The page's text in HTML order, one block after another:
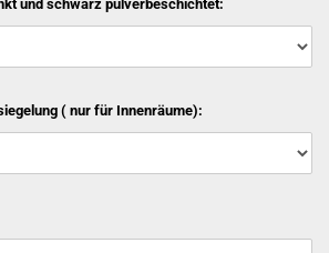
und schwarz pulverbeschichtet:
( nur für Innenräume):